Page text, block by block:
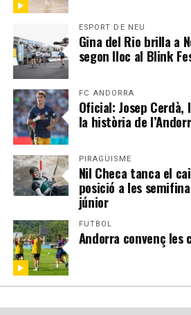
ESPORT DE NEU
Gina del Rio brilla a
segon lloc al Blink
FC ANDORRA
Oficial: Josep Cerdà,
la història de
PIRAGÜISME
Nil Checa tanca el
posició a les
júnior
FUTBOL
Andorra convenç les